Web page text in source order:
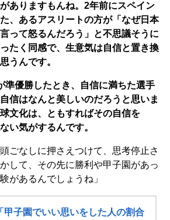
ありますもんね。2年前にスペイン
、あるアスリートの方が「なぜ日本
って怒るんだろう」と不思議そうに
たく同感で、生意気は自信と置き換
うんです。
準優勝したとき、自信に満ちた選手
信はなんと美しいのだろうと思いま
文化は、ともすればその自信を
い気がするんです。
頭ごなしに押さえつけて、思考停止さ
して、その先に勝利や甲子園があっ
あるんでしょうね」
子園でいい思いをした人の割合